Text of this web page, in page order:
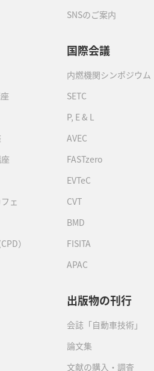
SNSのご案内
ェ
）
国際会議
内燃機関シンポジウム
SETC
P, E & L
AVEC
FASTzero
EVTeC
CVT
BMD
FISITA
APAC
出版物の刊行
会誌「自動車技術」
論文集
文献の購入・調査